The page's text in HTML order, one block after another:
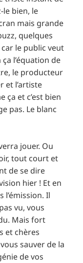
le bien, le
mais grande
quelques
le public veut
ça l’équation de
le producteur
et l’artiste
ça et c’est bien
pas. Le blanc
jouer. Ou
tout court et
de se dire
hier ! Et en
l’émission. Il
vu, vous
Mais fort
et chères
sauver de la
de vos